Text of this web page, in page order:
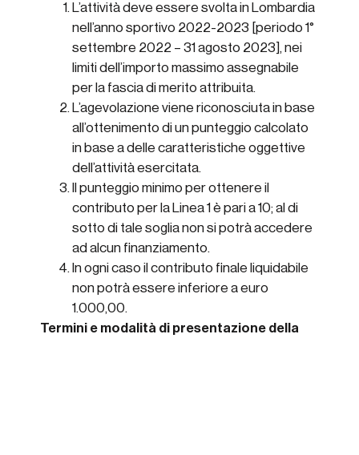
L’attività deve essere svolta in Lombardia
nell’anno sportivo 2022-2023 [periodo 1°
settembre 2022 – 31 agosto 2023], nei
limiti dell’importo massimo assegnabile
per la fascia di merito attribuita.
L’agevolazione viene riconosciuta in base
all’ottenimento di un punteggio calcolato
in base a delle caratteristiche oggettive
dell’attività esercitata.
Il punteggio minimo per ottenere il
contributo per la Linea 1 è pari a 10; al di
sotto di tale soglia non si potrà accedere
ad alcun finanziamento.
In ogni caso il contributo finale liquidabile
non potrà essere inferiore a euro
1.000,00.
Termini e modalità di presentazione della